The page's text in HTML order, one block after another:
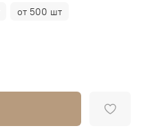
от 500 шт